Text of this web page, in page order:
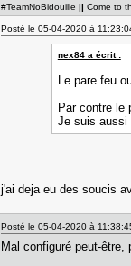
#TeamNoBidouille||Come to
Posté le 05-04-2020 à
nex84 a écrit :
Le pare feu
Par contre le
Je suis aussi
j'ai deja eu des soucis
Posté le 05-04-2020 à
Mal configuré peut-